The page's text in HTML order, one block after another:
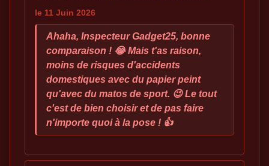
le 11 Juin 2026
Ahaha, Inspecteur Gadget25, bonne
comparaison ! 😂 Mais t'as raison,
moins de risques d'accidents
domestiques avec du papier peint
qu'avec du matos de sport. 😉 Le tout
c'est de bien choisir et de pas faire
n'importe quoi à la pose ! 👍